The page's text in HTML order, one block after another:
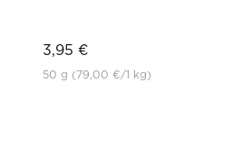
3,95 €
50 g (79,00 €/1 kg)